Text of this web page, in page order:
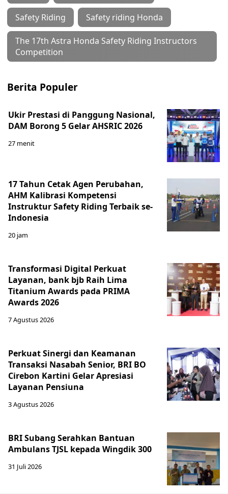
Safety Riding Safety riding Honda
The 17th Astra Honda Safety Riding Instructors
Competition
Berita Populer
Ukir Prestasi di Panggung Nasional,
DAM Borong 5 Gelar AHSRIC 2026
27 menit
17 Tahun Cetak Agen Perubahan,
AHM Kalibrasi Kompetensi
Instruktur Safety Riding Terbaik se-
Indonesia
20 jam
Transformasi Digital Perkuat
Layanan, bank bjb Raih Lima
Titanium Awards pada PRIMA
Awards 2026
7 Agustus 2026
Perkuat Sinergi dan Keamanan
Transaksi Nasabah Senior, BRI BO
Cirebon Kartini Gelar Apresiasi
Layanan Pensiuna
3 Agustus 2026
BRI Subang Serahkan Bantuan
Ambulans TJSL kepada Wingdik 300
31 Juli 2026